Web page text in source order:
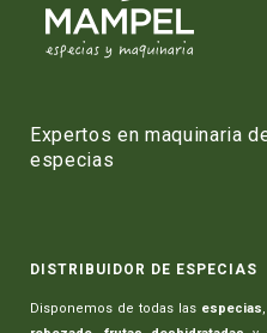
Expertos en maquinaria
especias
DISTRIBUIDOR DE ESPECIAS
Disponemos de todas las especias,